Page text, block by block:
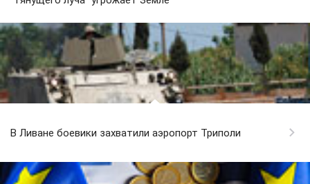
В Ливане боевики захватили аэропорт Триполи